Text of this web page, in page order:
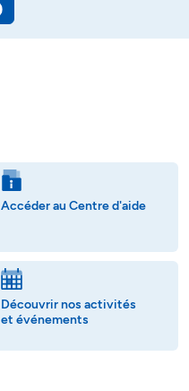
Accéder au Centre d'aide
Découvrir nos activités
et événements